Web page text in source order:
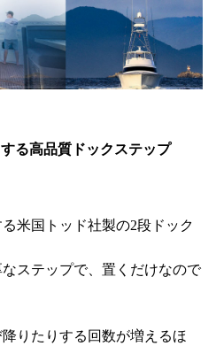
る高品質ドックステップ
米国トッド社製の2段ドック
ステップで、置くだけなので
りたりする回数が増えるほ